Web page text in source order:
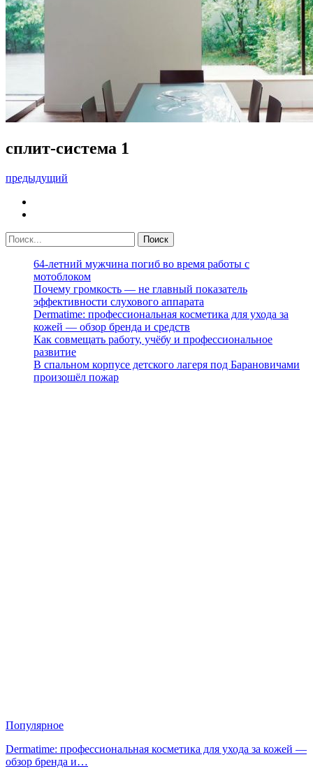
сплит-система 1
предыдущий
64-летний мужчина погиб во время работы с
мотоблоком
Почему громкость — не главный показатель
эффективности слухового аппарата
Dermatime: профессиональная косметика для ухода за
кожей — обзор бренда и средств
Как совмещать работу, учёбу и профессиональное
развитие
В спальном корпусе детского лагеря под Барановичами
произошёл пожар
Популярное
Dermatime: профессиональная косметика для ухода за кожей —
обзор бренда и…